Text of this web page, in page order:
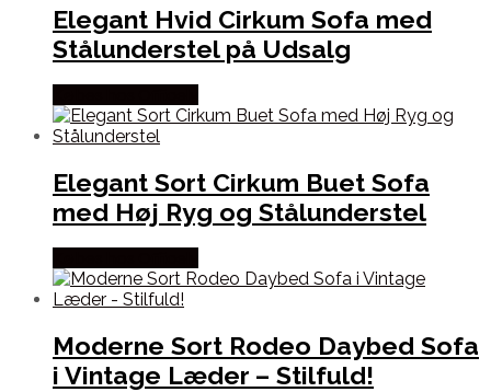
Elegant Hvid Cirkum Sofa med
Stålunderstel på Udsalg
Elegant Sort Cirkum Buet Sofa
med Høj Ryg og Stålunderstel
Moderne Sort Rodeo Daybed Sofa
i Vintage Læder – Stilfuld!